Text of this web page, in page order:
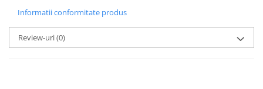
Informatii conformitate produs
Review-uri(0)